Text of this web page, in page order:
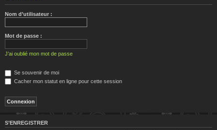
Nom d’utilisateur :
Mot de passe :
J’ai oublié mon mot de passe
Se souvenir de moi
Cacher mon statut en ligne pour cette session
S’ENREGISTRER